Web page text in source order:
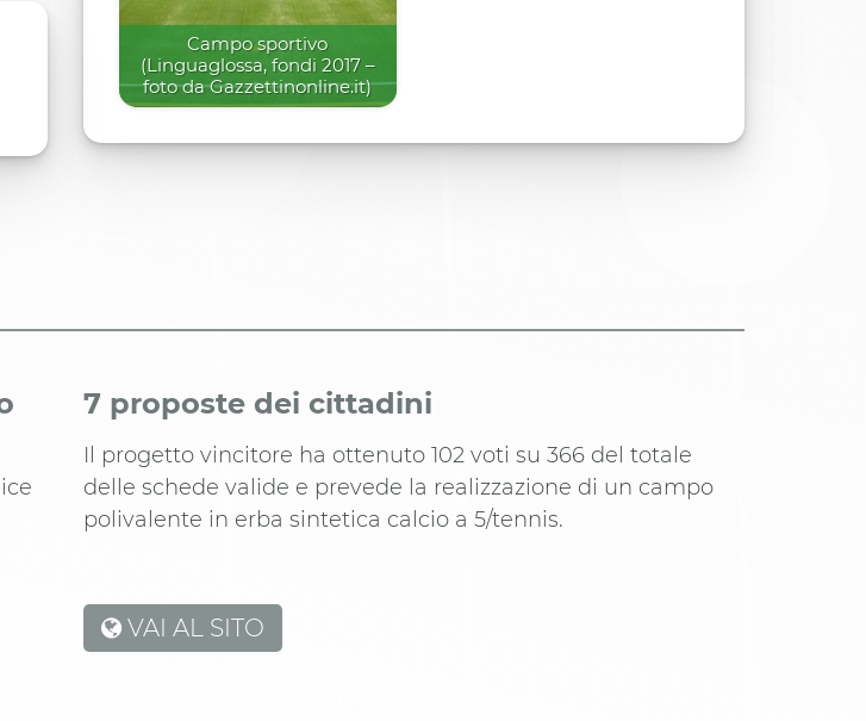
Campo sportivo
(Linguaglossa, fondi 2017 –
foto da Gazzettinonline.it)
7 proposte dei cittadini
Il progetto vincitore ha ottenuto 102 voti su 366 del totale
delle schede valide e prevede la realizzazione di un campo
polivalente in erba sintetica calcio a 5/tennis.
VAI AL SITO